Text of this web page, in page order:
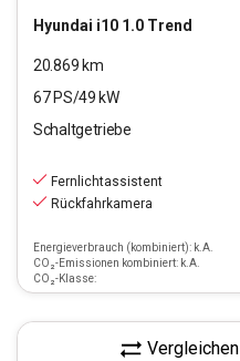
Hyundai i10 1.0 Trend
20.869 km
67PS/49 kW
Schaltgetriebe
Fernlichtassistent
Rückfahrkamera
Energieverbrauch (kombiniert): k.A.
CO₂-Emissionen kombiniert: k.A.
CO₂-Klasse:
Vergleichen